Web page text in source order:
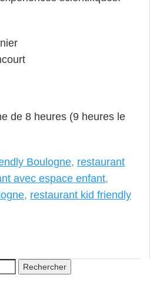
de 8 heures (9 heures le
Boulogne, restaurant
avec espace enfant,
, restaurant kid friendly